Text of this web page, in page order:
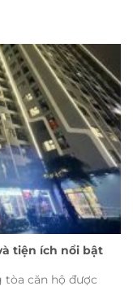
tiện ích nổi bật
tòa căn hộ được